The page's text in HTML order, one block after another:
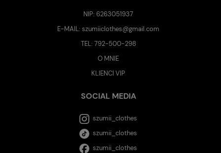
NIP: 6263051937
E-MAIL:szumiiclothes@gmail.com
TEL: 792-500-298
O MNIE
KLIENCI VIP
SOCIAL MEDIA
szumii_clothes
szumii_clothes
szumii_clothes